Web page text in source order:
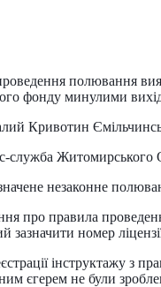
полювання
фонду минулими
Кривотин
служба
незаконне
про правила
зазначити номер
інструктажу з
єгерем не були